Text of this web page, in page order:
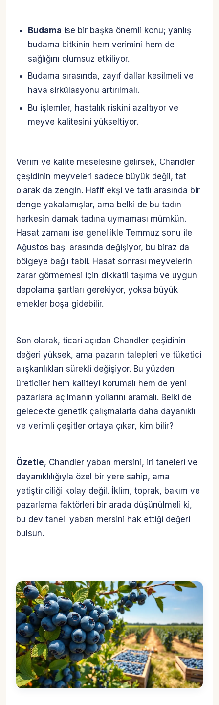
Budama ise bir başka önemli konu; yanlış
budama bitkinin hem verimini hem de
sağlığını olumsuz etkiliyor.
Budama sırasında, zayıf dallar kesilmeli ve
hava sirkülasyonu artırılmalı.
Bu işlemler, hastalık riskini azaltıyor ve
meyve kalitesini yükseltiyor.
Verim ve kalite meselesine gelirsek, Chandler
çeşidinin meyveleri sadece büyük değil, tat
olarak da zengin. Hafif ekşi ve tatlı arasında bir
denge yakalamışlar, ama belki de bu tadın
herkesin damak tadına uymaması mümkün.
Hasat zamanı ise genellikle Temmuz sonu ile
Ağustos başı arasında değişiyor, bu biraz da
bölgeye bağlı tabii. Hasat sonrası meyvelerin
zarar görmemesi için dikkatli taşıma ve uygun
depolama şartları gerekiyor, yoksa büyük
emekler boşa gidebilir.
Son olarak, ticari açıdan Chandler çeşidinin
değeri yüksek, ama pazarın talepleri ve tüketici
alışkanlıkları sürekli değişiyor. Bu yüzden
üreticiler hem kaliteyi korumalı hem de yeni
pazarlara açılmanın yollarını aramalı. Belki de
gelecekte genetik çalışmalarla daha dayanıklı
ve verimli çeşitler ortaya çıkar, kim bilir?
Özetle, Chandler yaban mersini, iri taneleri ve
dayanıklılığıyla özel bir yere sahip, ama
yetiştiriciliği kolay değil. İklim, toprak, bakım ve
pazarlama faktörleri bir arada düşünülmeli ki,
bu dev taneli yaban mersini hak ettiği değeri
bulsun.